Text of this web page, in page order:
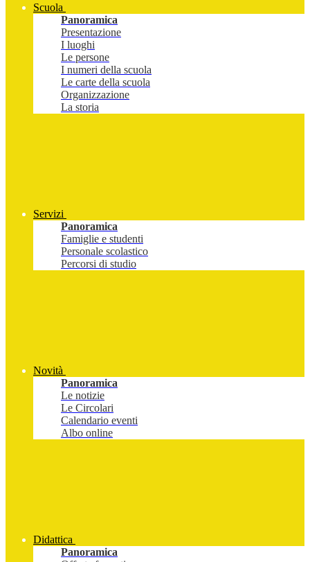
Scuola
Panoramica
Presentazione
I luoghi
Le persone
I numeri della scuola
Le carte della scuola
Organizzazione
La storia
Servizi
Panoramica
Famiglie e studenti
Personale scolastico
Percorsi di studio
Novità
Panoramica
Le notizie
Le Circolari
Calendario eventi
Albo online
Didattica
Panoramica